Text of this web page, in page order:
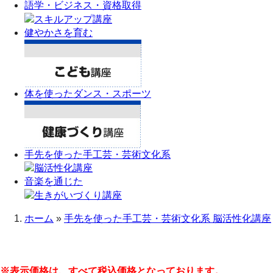
語学・ビジネス・資格取得
健やかさを育む
体を使ったダンス・スポーツ
手先を使った手工芸・芸術文化系
音楽を通じた
ホーム » 手先を使った手工芸・芸術文化系 脳活性化講座
※表示価格は、すべて税込価格となっております。